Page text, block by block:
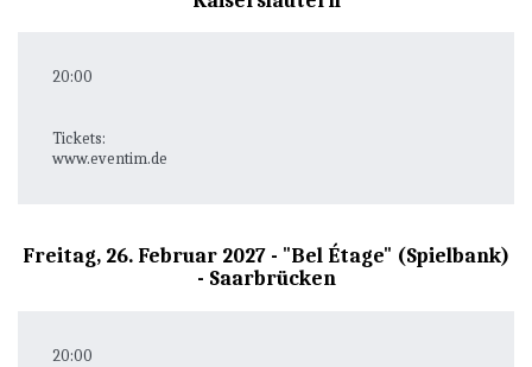
20:00
Tickets:
www.eventim.de
Freitag, 26. Februar 2027 - "Bel Étage" (Spielbank)
- Saarbrücken
20:00